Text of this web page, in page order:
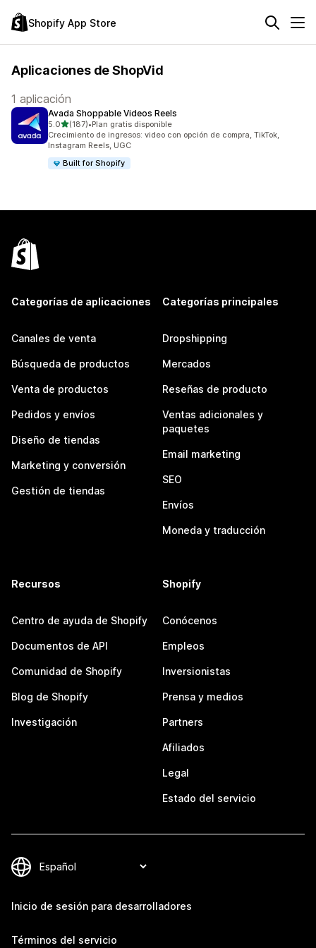
Shopify App Store
Aplicaciones de ShopVid
1 aplicación
Avada Shoppable Videos Reels
5.0de 5 estrellas
(187)
187 reseñas en total
•Plan gratis disponible
Crecimiento de ingresos: video con opción de compra, TikTok,
Instagram Reels, UGC
Built for Shopify
Categorías de aplicaciones
Canales de venta
Búsqueda de productos
Venta de productos
Pedidos y envíos
Diseño de tiendas
Marketing y conversión
Gestión de tiendas
Categorías principales
Dropshipping
Mercados
Reseñas de producto
Ventas adicionales y
paquetes
Email marketing
SEO
Envíos
Moneda y traducción
Recursos
Centro de ayuda de Shopify
Documentos de API
Comunidad de Shopify
Blog de Shopify
Investigación
Shopify
Conócenos
Empleos
Inversionistas
Prensa y medios
Partners
Afiliados
Legal
Estado del servicio
Inicio de sesión para desarrolladores
Términos del servicio